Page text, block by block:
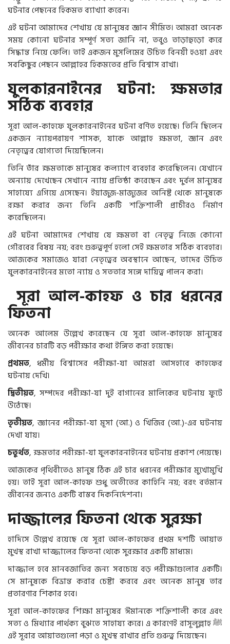
ঘটনার পেছনের হিকমত ব্যাখ্যা করেন।
এই ঘটনা আমাদের শেখায় যে মানুষের জ্ঞান সীমিত। আমরা অনেক
সময় কোনো ঘটনার সম্পূর্ণ সত্য জানি না, তবুও তাড়াহুড়ো করে
সিদ্ধান্ত নিয়ে ফেলি। তাই একজন মুসলিমের উচিত বিনয়ী হওয়া এবং
সবকিছুর পেছনে আল্লাহর হিকমতের প্রতি বিশ্বাস রাখা।
যুলকারনাইনের ঘটনা: ক্ষমতার
সঠিক ব্যবহার
সূরা আল-কাহফে যুলকারনাইনের ঘটনা বর্ণিত হয়েছে। তিনি ছিলেন
একজন ন্যায়পরায়ণ শাসক, যাকে আল্লাহ ক্ষমতা, জ্ঞান এবং
নেতৃত্বের যোগ্যতা দিয়েছিলেন।
তিনি তাঁর ক্ষমতাকে মানুষের কল্যাণে ব্যবহার করেছিলেন। যেখানে
অন্যায় দেখেছেন সেখানে ন্যায় প্রতিষ্ঠা করেছেন এবং দুর্বল মানুষের
সাহায্যে এগিয়ে এসেছেন। ইয়াজুজ-মাজুজের অনিষ্ট থেকে মানুষকে
রক্ষা করার জন্য তিনি একটি শক্তিশালী প্রাচীরও নির্মাণ
করেছিলেন।
এই ঘটনা আমাদের শেখায় যে ক্ষমতা বা নেতৃত্ব নিজে কোনো
গৌরবের বিষয় নয়; বরং গুরুত্বপূর্ণ হলো সেই ক্ষমতার সঠিক ব্যবহার।
আজকের সমাজেও যারা নেতৃত্বের অবস্থানে আছেন, তাদের উচিত
যুলকারনাইনের মতো ন্যায় ও সততার সঙ্গে দায়িত্ব পালন করা।
সূরা আল-কাহফ ও চার ধরনের
ফিতনা
অনেক আলেম উল্লেখ করেছেন যে সূরা আল-কাহফে মানুষের
জীবনের চারটি বড় পরীক্ষার কথা ইঙ্গিত করা হয়েছে।
প্রথমত, ধর্মীয় বিশ্বাসের পরীক্ষা-যা আমরা আসহাবে কাহফের
ঘটনায় দেখি।
দ্বিতীয়ত, সম্পদের পরীক্ষা-যা দুই বাগানের মালিকের ঘটনায় ফুটে
উঠেছে।
তৃতীয়ত, জ্ঞানের পরীক্ষা-যা মূসা (আ.) ও খিজির (আ.)-এর ঘটনায়
দেখা যায়।
চতুর্থত, ক্ষমতার পরীক্ষা-যা যুলকারনাইনের ঘটনায় প্রকাশ পেয়েছে।
আজকের পৃথিবীতেও মানুষ ঠিক এই চার ধরনের পরীক্ষার মুখোমুখি
হয়। তাই সূরা আল-কাহফ শুধু অতীতের কাহিনি নয়; বরং বর্তমান
জীবনের জন্যও একটি বাস্তব দিকনির্দেশনা।
দাজ্জালের ফিতনা থেকে সুরক্ষা
হাদিসে উল্লেখ রয়েছে যে সূরা আল-কাহফের প্রথম দশটি আয়াত
মুখস্থ রাখা দাজ্জালের ফিতনা থেকে সুরক্ষার একটি মাধ্যম।
দাজ্জাল হবে মানবজাতির জন্য সবচেয়ে বড় পরীক্ষাগুলোর একটি।
সে মানুষকে বিভ্রান্ত করার চেষ্টা করবে এবং অনেক মানুষ তার
প্রতারণার শিকার হবে।
সূরা আল-কাহফের শিক্ষা মানুষের ঈমানকে শক্তিশালী করে এবং
সত্য ও মিথ্যার পার্থক্য বুঝতে সাহায্য করে। এ কারণেই রাসূলুল্লাহﷺ
এই সূরার আয়াতগুলো পড়া ও মুখস্থ রাখার প্রতি গুরুত্ব দিয়েছেন।